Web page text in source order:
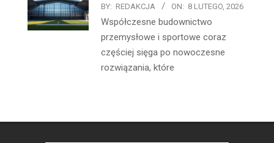
BY: REDAKCJA ON: 8 LUTEGO, 2026
Współczesne budownictwo
przemysłowe i sportowe coraz
częściej sięga po nowoczesne
rozwiązania, które